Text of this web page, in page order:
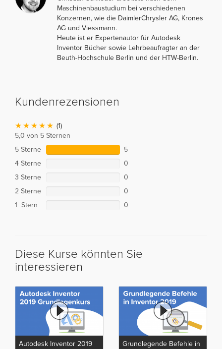
Maschinenbaustudium bei verschiedenen
Konzernen, wie die DaimlerChrysler AG, Krones
AG und Viessmann.
Heute ist er Expertenautor für Autodesk
Inventor Bücher sowie Lehrbeaufragter an der
Beuth-Hochschule Berlin und der HTW-Berlin.
Kundenrezensionen
(1)
5,0 von 5 Sternen
5 Sterne
5
4 Sterne
0
3 Sterne
0
2 Sterne
0
1 Stern
0
Diese Kurse könnten Sie
interessieren
Autodesk Inventor 2019
Grundlegende Befehle in